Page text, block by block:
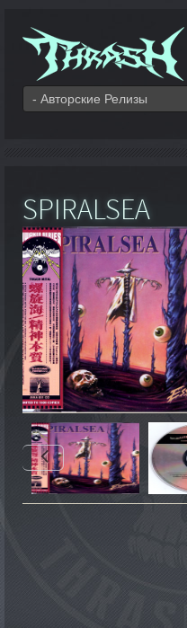
SPIRALSEA